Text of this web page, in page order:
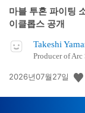
마블 투혼 파이팅
이클롭스 공개
Takeshi
Producer of Arc
공
일:
2026년07월27일